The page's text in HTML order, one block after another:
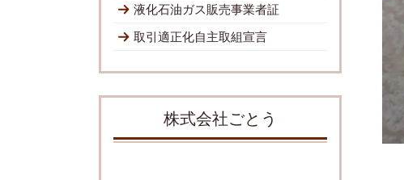
液化石油ガス販売事業者証
取引適正化自主取組宣言
株式会社ごとう